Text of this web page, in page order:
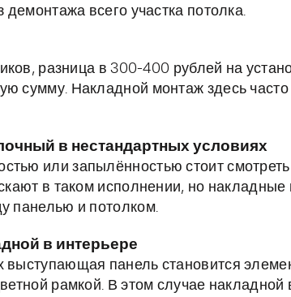
всего участка потолка.
разница в 300-400 рублей на
сумму. Накладной монтаж здесь часто
в нестандартных условиях
или запылённостью стоит
в таком исполнении, но
панелью и потолком.
в интерьере
выступающая панель становится
рамкой. В этом случае накладной